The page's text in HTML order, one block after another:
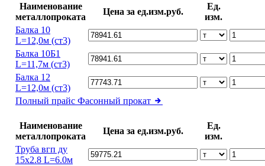
Наименование
металлопроката
Цена за ед.изм.руб.
Ед.
изм.
Балка 10
L=12,0м (ст3)
Балка 10Б1
L=11,7м (ст3)
Балка 12
L=12,0м (ст3)
Полный прайс Фасонный прокат
Наименование
металлопроката
Цена за ед.изм.руб.
Ед.
изм.
Труба вгп ду
15х2.8 L=6.0м